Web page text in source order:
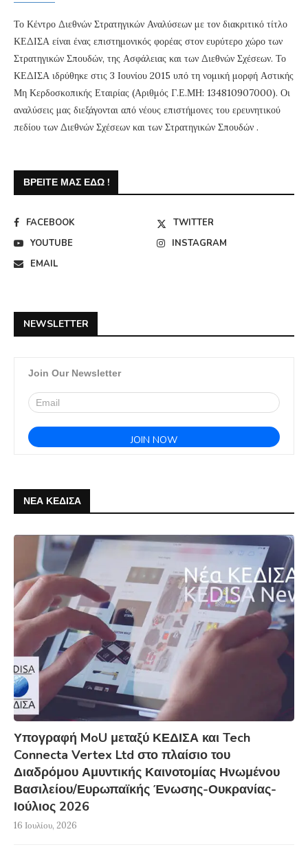
Το Κέντρο Διεθνών Στρατηγικών Αναλύσεων με τον διακριτικό τίτλο
ΚΕΔΙΣΑ είναι ένας επιστημονικός φορέας στον ευρύτερο χώρο των
Στρατηγικών Σπουδών, της Ασφάλειας και των Διεθνών Σχέσεων. Το
ΚΕΔΙΣΑ ιδρύθηκε στις 3 Ιουνίου 2015 υπό τη νομική μορφή Αστικής
Μη Κερδοσκοπικής Εταιρίας (Αριθμός Γ.Ε.ΜΗ: 134810907000). Οι
αναλύσεις μας διεξάγονται από νέους επιστήμονες του ερευνητικού
πεδίου των Διεθνών Σχέσεων και των Στρατηγικών Σπουδών .
ΒΡΕΊΤΕ ΜΑΣ ΕΔΏ !
FACEBOOK
TWITTER
YOUTUBE
INSTAGRAM
EMAIL
NEWSLETTER
Join Our Newsletter
ΝΕΑ ΚΕΔΙΣΑ
Υπογραφή MoU μεταξύ ΚΕΔΙΣΑ και Tech
Connecta Vertex Ltd στο πλαίσιο του
Διαδρόμου Αμυντικής Καινοτομίας Ηνωμένου
Βασιλείου/Ευρωπαϊκής Ένωσης-Ουκρανίας-
Ιούλιος 2026
16 Ιουλίου, 2026